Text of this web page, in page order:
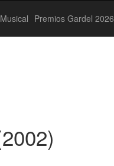
Premios Gardel 2026